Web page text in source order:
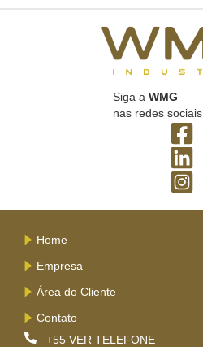
Siga a WMG
nas redes sociais
Home
Empresa
Área do Cliente
Contato
+55 VER TELEFONE